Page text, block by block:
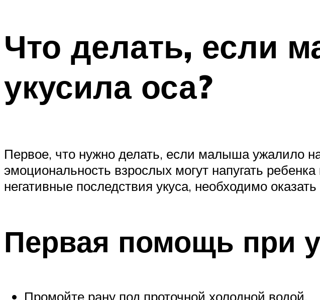
Что делать, если
укусила оса?
Первое, что нужно делать, если малыша ужалило
эмоциональность взрослых могут напугать
негативные последствия укуса, необходимо
Первая помощь при
Промойте рану под проточной холодной водой.